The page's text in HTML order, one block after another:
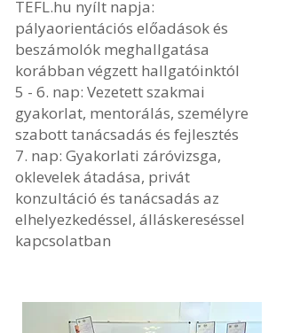
TEFL.hu nyílt napja:
pályaorientációs előadások és
beszámolók meghallgatása
korábban végzett hallgatóinktól
5 - 6. nap: Vezetett szakmai
gyakorlat, mentorálás, személyre
szabott tanácsadás és fejlesztés
7. nap: Gyakorlati záróvizsga,
oklevelek átadása, privát
konzultáció és tanácsadás az
elhelyezkedéssel, álláskereséssel
kapcsolatban